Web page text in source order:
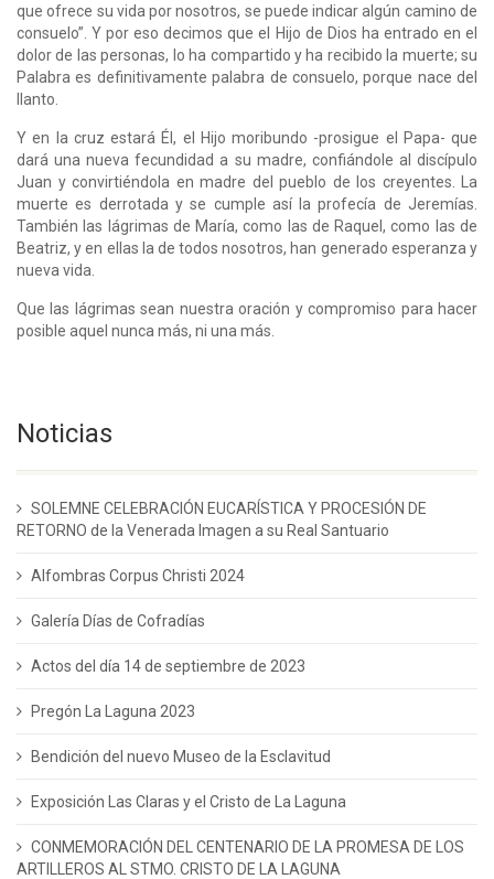
que ofrece su vida por nosotros, se puede indicar algún camino de
consuelo”. Y por eso decimos que el Hijo de Dios ha entrado en el
dolor de las personas, lo ha compartido y ha recibido la muerte; su
Palabra es definitivamente palabra de consuelo, porque nace del
llanto.
Y en la cruz estará Él, el Hijo moribundo -prosigue el Papa- que
dará una nueva fecundidad a su madre, confiándole al discípulo
Juan y convirtiéndola en madre del pueblo de los creyentes. La
muerte es derrotada y se cumple así la profecía de Jeremías.
También las lágrimas de María, como las de Raquel, como las de
Beatriz, y en ellas la de todos nosotros, han generado esperanza y
nueva vida.
Que las lágrimas sean nuestra oración y compromiso para hacer
posible aquel nunca más, ni una más.
Noticias
SOLEMNE CELEBRACIÓN EUCARÍSTICA Y PROCESIÓN DE
RETORNO de la Venerada Imagen a su Real Santuario
Alfombras Corpus Christi 2024
Galería Días de Cofradías
Actos del día 14 de septiembre de 2023
Pregón La Laguna 2023
Bendición del nuevo Museo de la Esclavitud
Exposición Las Claras y el Cristo de La Laguna
CONMEMORACIÓN DEL CENTENARIO DE LA PROMESA DE LOS
ARTILLEROS AL STMO. CRISTO DE LA LAGUNA